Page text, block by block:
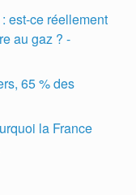
est-ce réellement
au gaz ? -
65 % des
la France